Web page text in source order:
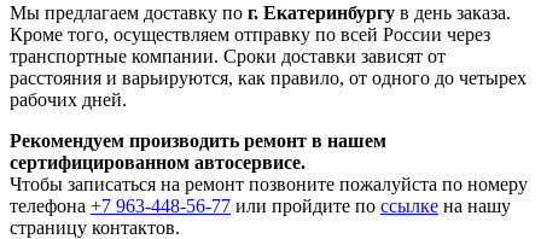
Мы предлагаем доставку по г. Екатеринбургу в день заказа.
Кроме того, осуществляем отправку по всей России через
транспортные компании. Сроки доставки зависят от
расстояния и варьируются, как правило, от одного до четырех
рабочих дней.
Рекомендуем производить ремонт в нашем
сертифицированном автосервисе.
Чтобы записаться на ремонт позвоните пожалуйста по номеру
телефона +7 963-448-56-77 или пройдите по ссылке на нашу
страницу контактов.